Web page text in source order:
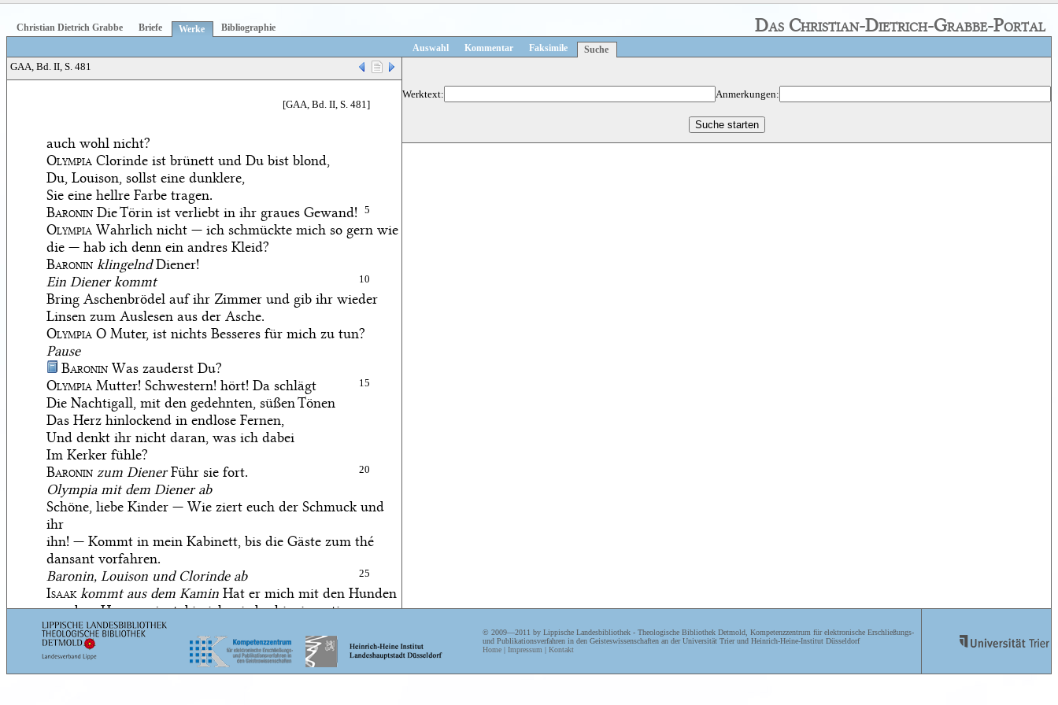
Das Christian-Dietrich-Grabbe-Portal
Christian Dietrich Grabbe Briefe Werke
Bibliographie
Auswahl
Kommentar Faksimile Suche
GAA, Bd. II, S. 481
[GAA, Bd. II, S. 481]
auch wohl nicht?
Olympia Clorinde ist brünett und Du bist blond,
Du, Louison, sollst eine dunklere,
Sie eine hellre Farbe tragen.
5
Baronin Die Törin ist verliebt in ihr graues Gewand!
Olympia Wahrlich nicht — ich schmückte mich so gern wie
die — hab ich denn ein andres Kleid?
Baronin klingelndDiener!
Ein Diener kommt
10
Bring Aschenbrödel auf ihr Zimmer und gib ihr wieder
Linsen zum Auslesen aus der Asche.
Olympia O Muter, ist nichts Besseres für mich zu tun?
Pause
Baronin Was zauderst Du?
15
Olympia Mutter! Schwestern! hört! Da schlägt
Die Nachtigall, mit den gedehnten, süßen Tönen
Das Herz hinlockend in endlose Fernen,
Und denkt ihr nicht daran, was ich dabei
Im Kerker fühle?
20
Baronin zum DienerFühr sie fort.
Olympia mit dem Diener ab
Schöne, liebe Kinder — Wie ziert euch der Schmuck und
ihr
ihn! — Kommt in mein Kabinett, bis die Gäste zum thé
dansant vorfahren.
25
Baronin, Louison und Clorinde ab
Isaakkommt aus dem Kamin Hat er mich mit den Hunden
aus dem Hause gejagt, bin ich wieder hineingestiegen
durch
die Esse! — Alles was ich hier seh ist mein — ist er mir
doch schuldig 80, 000 Tlr! Nicht zahlen will er, die Ge-
30
richte sind langsam — Mai! ich helfe mir selbst!
Werktext: Anmerkungen:
© 2009—2011 by Lippische Landesbibliothek - Theologische Bibliothek Detmold, Kompetenzzentrum für elektronische Erschließungs-
und Publikationsverfahren in den Geisteswissenschaften an der Universität Trier und Heinrich-Heine-Institut Düsseldorf
Home | Impressum | Kontakt